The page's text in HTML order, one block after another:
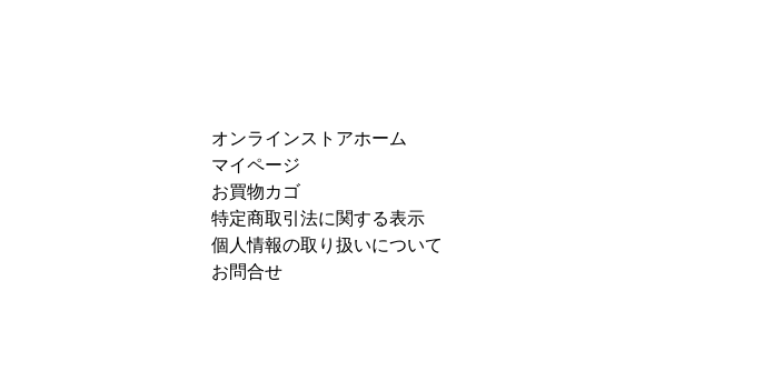
オンラインストアホーム
マイページ
お買物カゴ
特定商取引法に関する表示
個人情報の取り扱いについて
お問合せ